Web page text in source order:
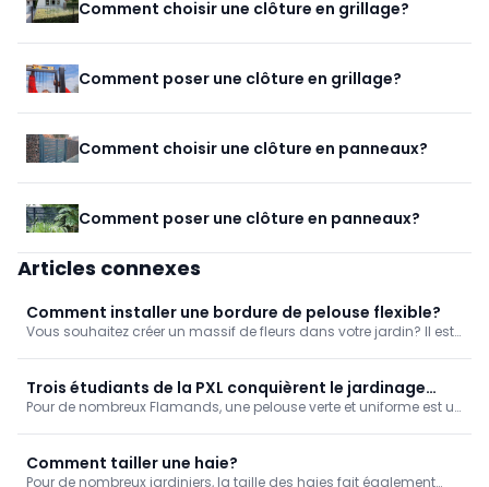
Comment choisir une clôture en grillage?
Comment poser une clôture en grillage?
Comment choisir une clôture en panneaux?
Comment poser une clôture en panneaux?
Articles connexes
Comment installer une bordure de pelouse flexible?
Vous souhaitez créer un massif de fleurs dans votre jardin? Il est
bordure flexible, vous pouvez donner à votre massif la forme que
vous souhaitez. Mais comment installer ce type de bordure?
Trois étudiants de la PXL conquièrent le jardinage
avec leur remède pour gazon.
Pour de nombreux Flamands, une pelouse verte et uniforme est un
cela. Avec SEEDL, ils ont ...
Comment tailler une haie?
Pour de nombreux jardiniers, la taille des haies fait également